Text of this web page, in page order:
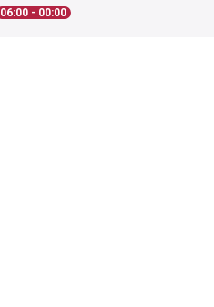
06:00 - 00:00